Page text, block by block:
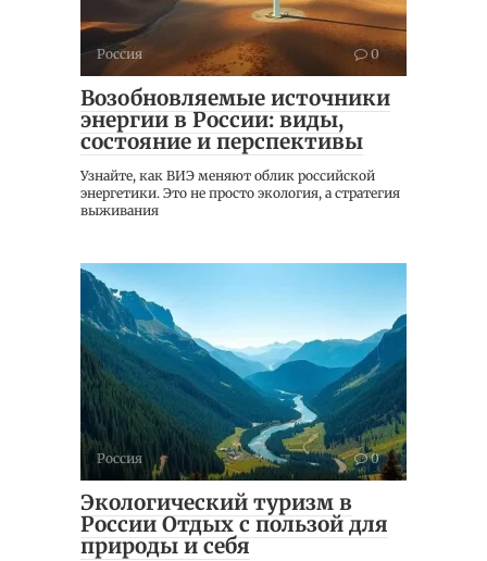
Россия 0
Возобновляемые источники
энергии в России: виды,
состояние и перспективы
Узнайте, как ВИЭ меняют облик российской
энергетики. Это не просто экология, а стратегия
выживания
Россия 0
Экологический туризм в
России Отдых с пользой для
природы и себя